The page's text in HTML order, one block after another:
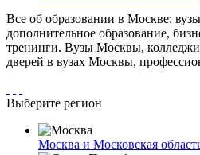
Все об образовании в Москве:
дополнительное образование,
тренинги. Вузы Москвы,
дверей в вузах Москвы,
Выберите регион
Москва и Московская